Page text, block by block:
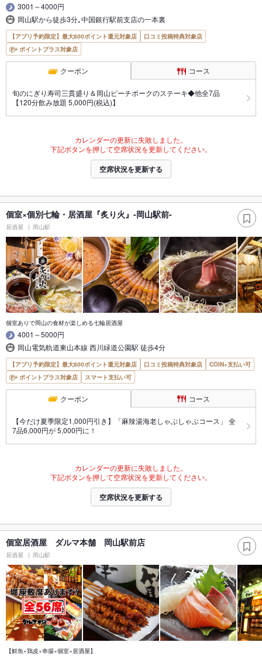
3001～4000円
岡山駅から徒歩3分｡中国銀行駅前支店の一本裏
【アプリ予約限定】最大800ポイント還元対象店
口コミ投稿特典対象店
ポイントプラス対象店
クーポン コース
旬のにぎり寿司三貫盛り＆岡山ピーチポークのステーキ◆他全7品
【120分飲み放題 5,000円(税込)】
カレンダーの更新に失敗しました。
下記ボタンを押して空席状況を更新してください。
空席状況を更新する
個室×個別七輪・居酒屋『炙り火』-岡山駅前-
居酒屋 岡山駅
個室ありで岡山の食材が楽しめる七輪居酒屋
4001～5000円
岡山電気軌道東山本線 西川緑道公園駅 徒歩4分
【アプリ予約限定】最大800ポイント還元対象店 口コミ投稿特典対象店
COIN+支払い可
ポイントプラス対象店
スマート支払い可
クーポン コース
【今だけ夏季限定1,000円引き】「麻辣湯海老しゃぶしゃぶコース」 全
7品6,000円が 5,000円に！
カレンダーの更新に失敗しました。
下記ボタンを押して空席状況を更新してください。
空席状況を更新する
個室居酒屋 ダルマ本舗 岡山駅前店
居酒屋 岡山駅
【鮮魚×鶏皮×串揚×個室×居酒屋】